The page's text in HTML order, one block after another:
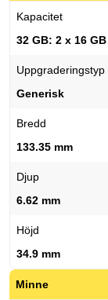
Kapacitet
32 GB: 2 x 16 GB
Uppgraderingstyp
Generisk
Bredd
133.35 mm
Djup
6.62 mm
Höjd
34.9 mm
Minne